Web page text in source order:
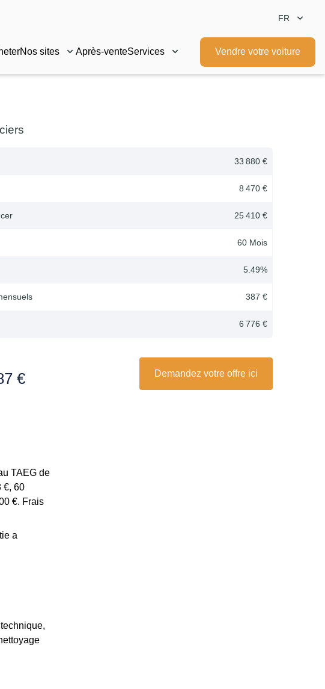
FR
Nos sites Après-venteServices Vendre votre voiture
33 880 €
8 470 €
25 410 €
60 Mois
5.49%
387 €
6 776 €
€ Demandez votre offre ici
TAEG de
€, 60
€. Frais
a